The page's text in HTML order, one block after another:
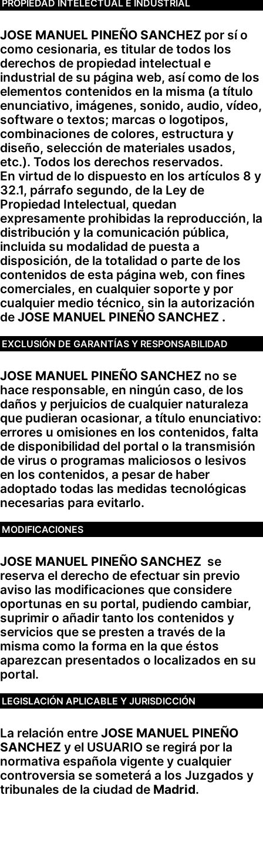
PROPIEDAD INTELECTUAL E INDUSTRIAL
JOSE MANUEL PINEÑO SANCHEZ por sí o
como cesionaria, es titular de todos los
derechos de propiedad intelectual e
industrial de su página web, así como de los
elementos contenidos en la misma (a título
enunciativo, imágenes, sonido, audio, vídeo,
software o textos; marcas o logotipos,
combinaciones de colores, estructura y
diseño, selección de materiales usados,
etc.). Todos los derechos reservados.
En virtud de lo dispuesto en los artículos 8 y
32.1, párrafo segundo, de la Ley de
Propiedad Intelectual, quedan
expresamente prohibidas la reproducción, la
distribución y la comunicación pública,
incluida su modalidad de puesta a
disposición, de la totalidad o parte de los
contenidos de esta página web, con fines
comerciales, en cualquier soporte y por
cualquier medio técnico, sin la autorización
de JOSE MANUEL PINEÑO SANCHEZ .
EXCLUSIÓN DE GARANTÍAS Y RESPONSABILIDAD
JOSE MANUEL PINEÑO SANCHEZ no se
hace responsable, en ningún caso, de los
daños y perjuicios de cualquier naturaleza
que pudieran ocasionar, a título enunciativo:
errores u omisiones en los contenidos, falta
de disponibilidad del portal o la transmisión
de virus o programas maliciosos o lesivos
en los contenidos, a pesar de haber
adoptado todas las medidas tecnológicas
necesarias para evitarlo.
MODIFICACIONES
JOSE MANUEL PINEÑO SANCHEZ se
reserva el derecho de efectuar sin previo
aviso las modificaciones que considere
oportunas en su portal, pudiendo cambiar,
suprimir o añadir tanto los contenidos y
servicios que se presten a través de la
misma como la forma en la que éstos
aparezcan presentados o localizados en su
portal.
LEGISLACIÓN APLICABLE Y JURISDICCIÓN
La relación entre JOSE MANUEL PINEÑO
SANCHEZ y el USUARIO se regirá por la
normativa española vigente y cualquier
controversia se someterá a los Juzgados y
tribunales de la ciudad de Madrid.